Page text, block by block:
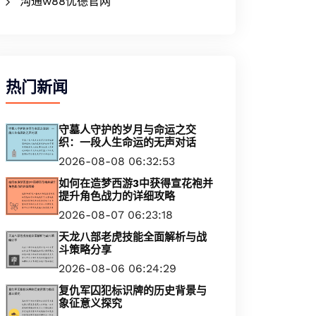
热门新闻
守墓人守护的岁月与命运之交
织：一段人生命运的无声对话
2026-08-08 06:32:53
如何在造梦西游3中获得宣花袍并
提升角色战力的详细攻略
2026-08-07 06:23:18
天龙八部老虎技能全面解析与战
斗策略分享
2026-08-06 06:24:29
复仇军囚犯标识牌的历史背景与
象征意义探究